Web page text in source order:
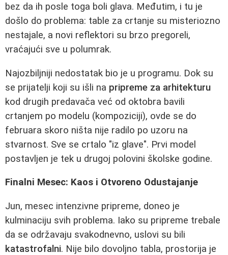
bez da ih posle toga boli glava. Međutim, i tu je
došlo do problema: table za crtanje su misteriozno
nestajale, a novi reflektori su brzo pregoreli,
vraćajući sve u polumrak.
Najozbiljniji nedostatak bio je u programu. Dok su
se prijatelji koji su išli na pripreme za arhitekturu
kod drugih predavača već od oktobra bavili
crtanjem po modelu (kompoziciji), ovde se do
februara skoro ništa nije radilo po uzoru na
stvarnost. Sve se crtalo "iz glave". Prvi model
postavljen je tek u drugoj polovini školske godine.
Finalni Mesec: Kaos i Otvoreno Odustajanje
Jun, mesec intenzivne pripreme, doneo je
kulminaciju svih problema. Iako su pripreme trebale
da se održavaju svakodnevno, uslovi su bili
katastrofalni. Nije bilo dovoljno tabla, prostorija je